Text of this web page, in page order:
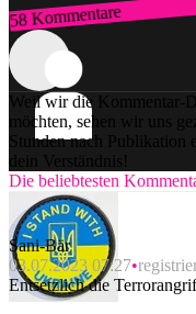
58 Kommentare
Zum Login
Weil wir die Kommentar-
möchten, sehen wir uns
Stunden nach Publikation
dein Verständnis!
Die beliebtesten
Sani-Bär
03.07.2023 07:27
Entsetzlich die